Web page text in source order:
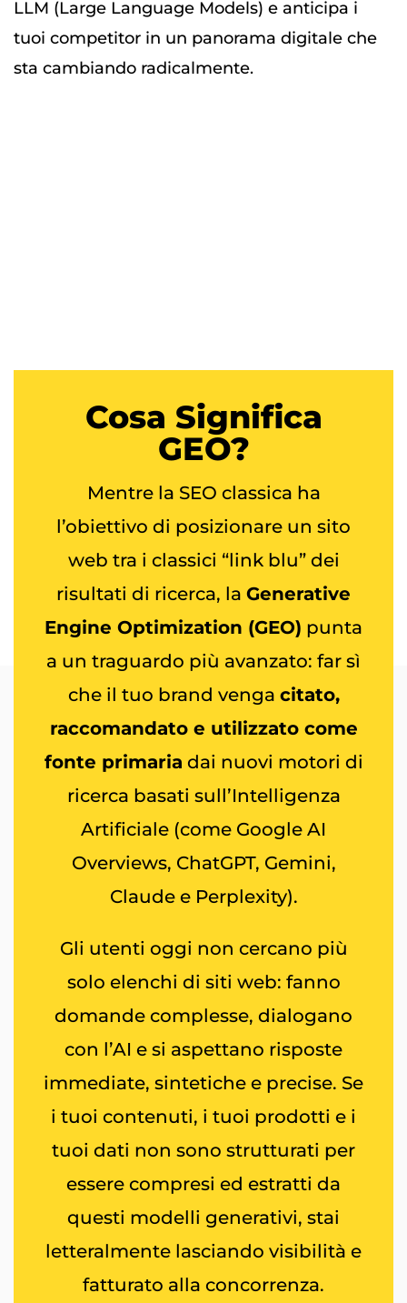
LLM (Large Language Models) e anticipa i
tuoi competitor in un panorama digitale che
sta cambiando radicalmente.
Cosa Significa
GEO?
Mentre la SEO classica ha
l’obiettivo di posizionare un sito
web tra i classici “link blu” dei
risultati di ricerca, la Generative
Engine Optimization (GEO) punta
a un traguardo più avanzato: far sì
che il tuo brand venga citato,
raccomandato e utilizzato come
fonte primaria dai nuovi motori di
ricerca basati sull’Intelligenza
Artificiale (come Google AI
Overviews, ChatGPT, Gemini,
Claude e Perplexity).
Gli utenti oggi non cercano più
solo elenchi di siti web: fanno
domande complesse, dialogano
con l’AI e si aspettano risposte
immediate, sintetiche e precise. Se
i tuoi contenuti, i tuoi prodotti e i
tuoi dati non sono strutturati per
essere compresi ed estratti da
questi modelli generativi, stai
letteralmente lasciando visibilità e
fatturato alla concorrenza.